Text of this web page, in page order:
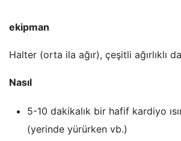
ekipman
Halter (orta ila ağır), çeşitli ağırlıklı
Nasıl
5-10 dakikalık bir hafif kardiyo
(yerinde yürürken vb.)